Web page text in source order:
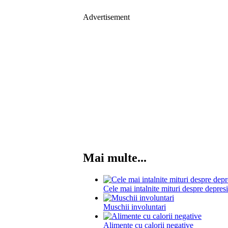
Advertisement
Mai multe...
Cele mai intalnite mituri despre
Muschii involuntari
Alimente cu calorii negative